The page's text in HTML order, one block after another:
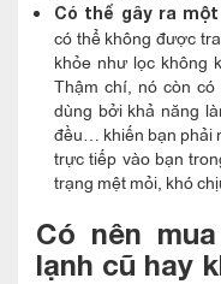
Có thể gây ra
có thể không được
khỏe như lọc không
Thậm chí, nó còn
dùng bởi khả năng
đều… khiến bạn phải
trực tiếp vào bạn
trạng mệt mỏi, khó
Có nên
lạnh cũ hay